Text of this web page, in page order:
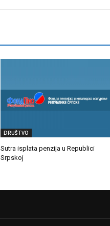
DRUŠTVO
Sutra isplata penzija u Republici
Srpskoj